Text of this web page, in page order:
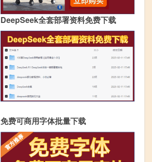
DeepSeek全套部署资料免费下载
免费可商用字体批量下载